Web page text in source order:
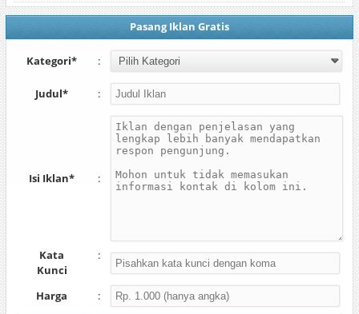
Pasang Iklan Gratis
Kategori* :
Judul* :
Isi Iklan* :
Kata
Kunci
:
Harga :